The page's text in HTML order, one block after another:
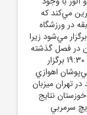
مي‌کند که
در ورزشگاه
مي‌شود زيرا
در فصل گذشته
با حکم انضباطي محروم شده. اين بازي ساعت 19:30 برگزار
اهوازي
تهران ميزبان
نتايج
سرمربي